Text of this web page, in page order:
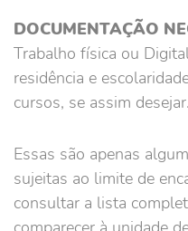
DOCUMENTAÇÃO
Trabalho física ou
residência e
cursos, se assim desejar.
Essas são apenas
sujeitas ao limite de
consultar a lista